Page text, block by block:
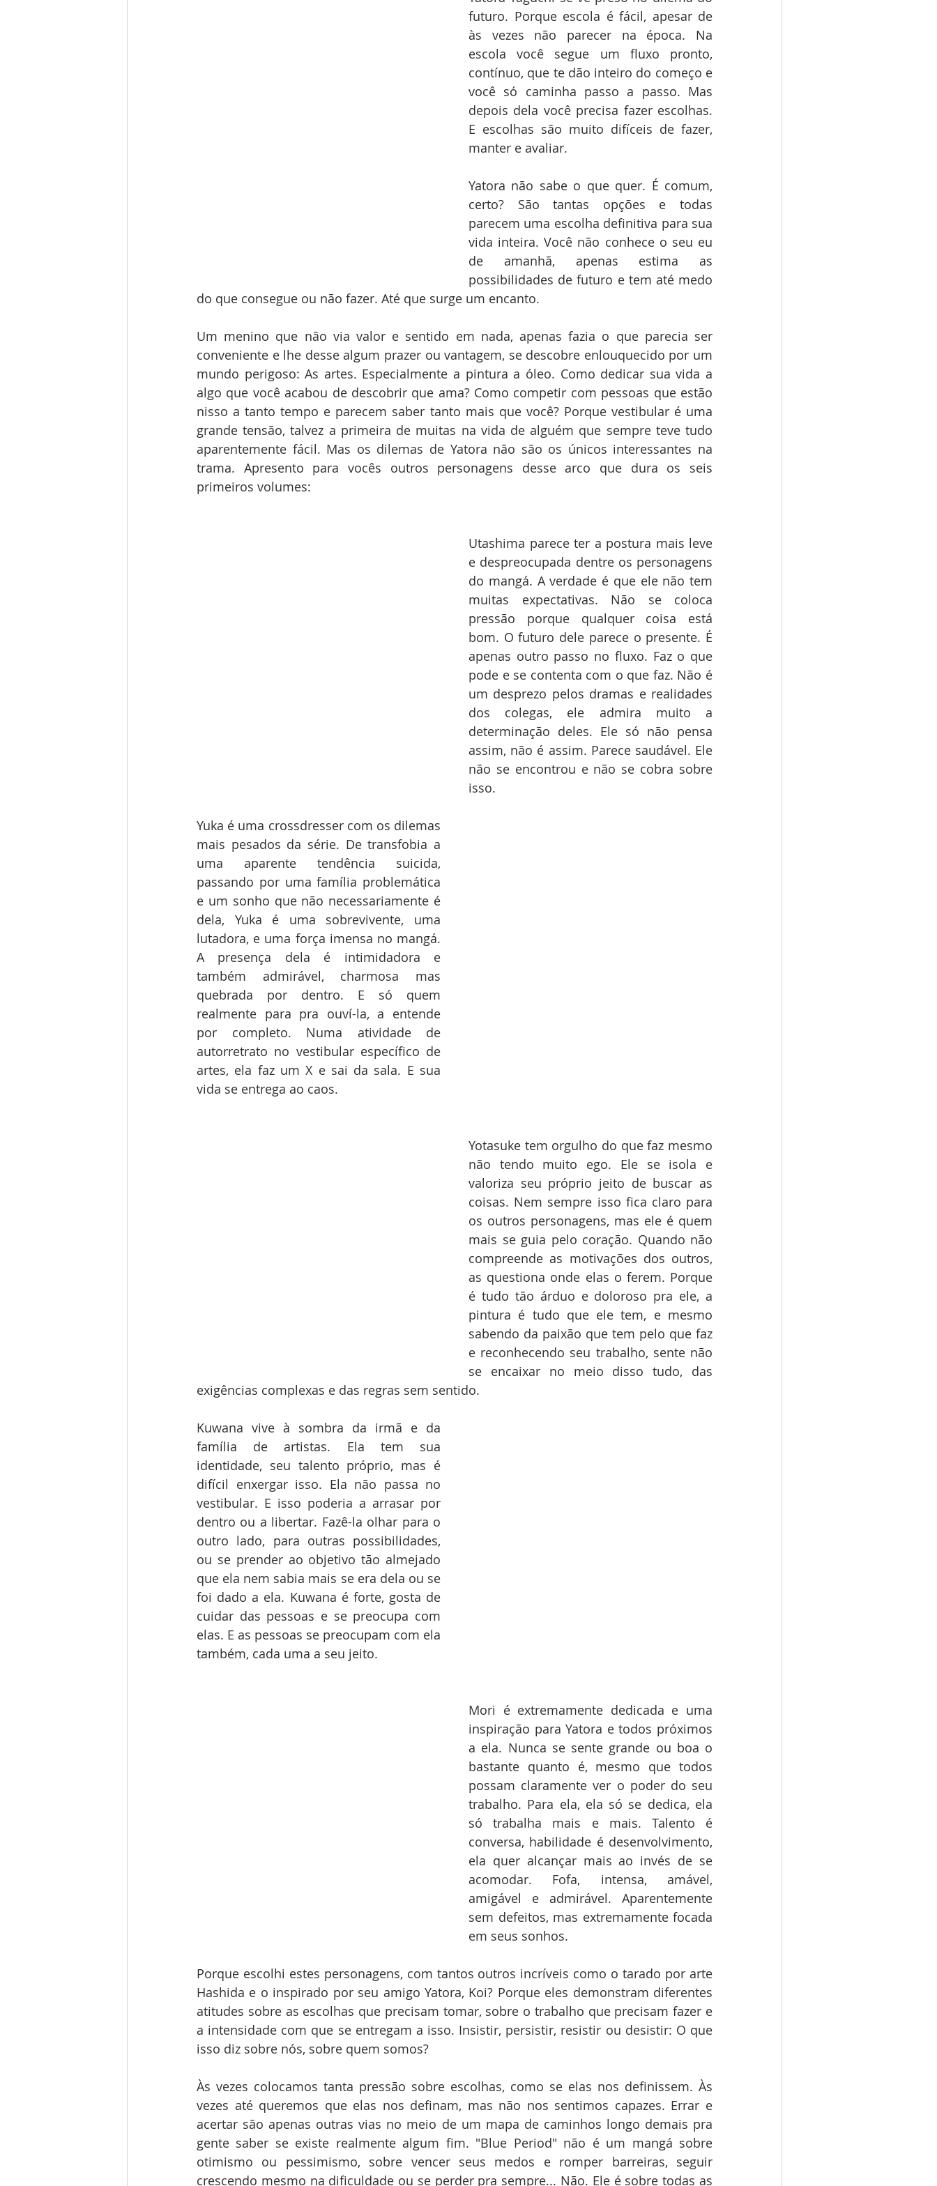
futuro. Porque escola é fácil, apesar de
às vezes não parecer na época. Na
escola você segue um fluxo pronto,
contínuo, que te dão inteiro do começo e
você só caminha passo a passo. Mas
depois dela você precisa fazer escolhas.
E escolhas são muito difíceis de fazer,
manter e avaliar.
Yatora não sabe o que quer. É comum,
certo? São tantas opções e todas
parecem uma escolha definitiva para sua
vida inteira. Você não conhece o seu eu
de amanhã, apenas estima as
possibilidades de futuro e tem até medo
do que consegue ou não fazer. Até que surge um encanto.
Um menino que não via valor e sentido em nada, apenas fazia o que parecia ser
conveniente e lhe desse algum prazer ou vantagem, se descobre enlouquecido por um
mundo perigoso: As artes. Especialmente a pintura a óleo. Como dedicar sua vida a
algo que você acabou de descobrir que ama? Como competir com pessoas que estão
nisso a tanto tempo e parecem saber tanto mais que você? Porque vestibular é uma
grande tensão, talvez a primeira de muitas na vida de alguém que sempre teve tudo
aparentemente fácil. Mas os dilemas de Yatora não são os únicos interessantes na
trama. Apresento para vocês outros personagens desse arco que dura os seis
primeiros volumes:
Utashima parece ter a postura mais leve
e despreocupada dentre os personagens
do mangá. A verdade é que ele não tem
muitas expectativas. Não se coloca
pressão porque qualquer coisa está
bom. O futuro dele parece o presente. É
apenas outro passo no fluxo. Faz o que
pode e se contenta com o que faz. Não é
um desprezo pelos dramas e realidades
dos colegas, ele admira muito a
determinação deles. Ele só não pensa
assim, não é assim. Parece saudável. Ele
não se encontrou e não se cobra sobre
isso.
Yuka é uma crossdresser com os dilemas
mais pesados da série. De transfobia a
uma aparente tendência suicida,
passando por uma família problemática
e um sonho que não necessariamente é
dela, Yuka é uma sobrevivente, uma
lutadora, e uma força imensa no mangá.
A presença dela é intimidadora e
também admirável, charmosa mas
quebrada por dentro. E só quem
realmente para pra ouví-la, a entende
por completo. Numa atividade de
autorretrato no vestibular específico de
artes, ela faz um X e sai da sala. E sua
vida se entrega ao caos.
Yotasuke tem orgulho do que faz mesmo
não tendo muito ego. Ele se isola e
valoriza seu próprio jeito de buscar as
coisas. Nem sempre isso fica claro para
os outros personagens, mas ele é quem
mais se guia pelo coração. Quando não
compreende as motivações dos outros,
as questiona onde elas o ferem. Porque
é tudo tão árduo e doloroso pra ele, a
pintura é tudo que ele tem, e mesmo
sabendo da paixão que tem pelo que faz
e reconhecendo seu trabalho, sente não
se encaixar no meio disso tudo, das
exigências complexas e das regras sem sentido.
Kuwana vive à sombra da irmã e da
família de artistas. Ela tem sua
identidade, seu talento próprio, mas é
difícil enxergar isso. Ela não passa no
vestibular. E isso poderia a arrasar por
dentro ou a libertar. Fazê-la olhar para o
outro lado, para outras possibilidades,
ou se prender ao objetivo tão almejado
que ela nem sabia mais se era dela ou se
foi dado a ela. Kuwana é forte, gosta de
cuidar das pessoas e se preocupa com
elas. E as pessoas se preocupam com ela
também, cada uma a seu jeito.
Mori é extremamente dedicada e uma
inspiração para Yatora e todos próximos
a ela. Nunca se sente grande ou boa o
bastante quanto é, mesmo que todos
possam claramente ver o poder do seu
trabalho. Para ela, ela só se dedica, ela
só trabalha mais e mais. Talento é
conversa, habilidade é desenvolvimento,
ela quer alcançar mais ao invés de se
acomodar. Fofa, intensa, amável,
amigável e admirável. Aparentemente
sem defeitos, mas extremamente focada
em seus sonhos.
Porque escolhi estes personagens, com tantos outros incríveis como o tarado por arte
Hashida e o inspirado por seu amigo Yatora, Koi? Porque eles demonstram diferentes
atitudes sobre as escolhas que precisam tomar, sobre o trabalho que precisam fazer e
a intensidade com que se entregam a isso. Insistir, persistir, resistir ou desistir: O que
isso diz sobre nós, sobre quem somos?
Às vezes colocamos tanta pressão sobre escolhas, como se elas nos definissem. Às
vezes até queremos que elas nos definam, mas não nos sentimos capazes. Errar e
acertar são apenas outras vias no meio de um mapa de caminhos longo demais pra
gente saber se existe realmente algum fim. "Blue Period" não é um mangá sobre
otimismo ou pessimismo, sobre vencer seus medos e romper barreiras, seguir
crescendo mesmo na dificuldade ou se perder pra sempre... Não. Ele é sobre todas as